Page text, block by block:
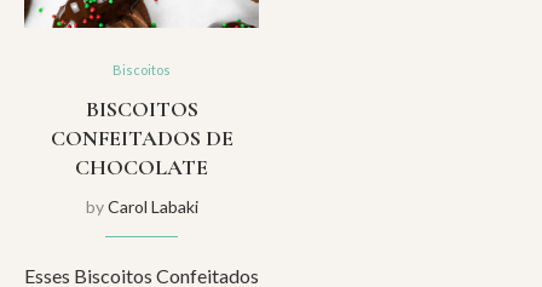
Biscoitos
BISCOITOS
CONFEITADOS DE
CHOCOLATE
byCarol Labaki
Esses Biscoitos Confeitados